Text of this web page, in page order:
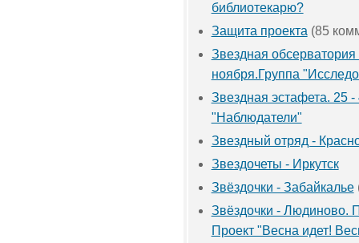
библиотекарю?
Защита проекта (85
Звездная обсерватория
ноября.Группа
Звездная эстафета. 25
"Наблюдатели"
Звездный отряд -
Звездочеты - Иркутск
Звёздочки - Забайкалье
Звёздочки - Людиново.
Проект "Весна идет!